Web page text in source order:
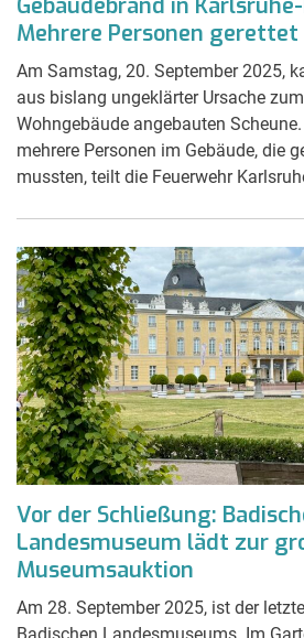
Mehrere Personen gerettet
Am Samstag, 20. September 2025,
aus bislang ungeklärter Ursache
Wohngebäude angebauten
mehrere Personen im Gebäude, die
mussten, teilt die Feuerwehr
Vor der Schließung:
Landesmuseum lädt zur
Museumsauktion
Am 28. September 2025, ist der
Badischen Landesmuseums. Im